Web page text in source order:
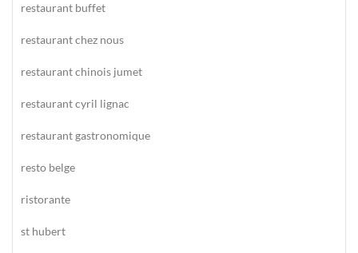
restaurant buffet
restaurant chez nous
restaurant chinois jumet
restaurant cyril lignac
restaurant gastronomique
resto belge
ristorante
st hubert